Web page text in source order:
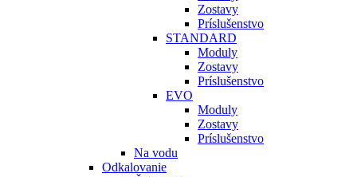
Zostavy
Príslušenstvo
STANDARD
Moduly
Zostavy
Príslušenstvo
EVO
Moduly
Zostavy
Príslušenstvo
Na vodu
Odkalovanie